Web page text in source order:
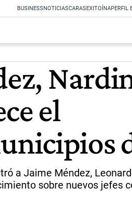
BUSINESSNOTICIASCARASEXITOÍNAPERFIL
el
a Jaime Méndez,
sobre nuevos jefes